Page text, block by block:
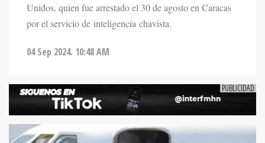
Unidos, quien fue arrestado el 30 de agosto en Caracas
por el servicio de inteligencia chavista.
04 Sep 2024. 10:48 AM